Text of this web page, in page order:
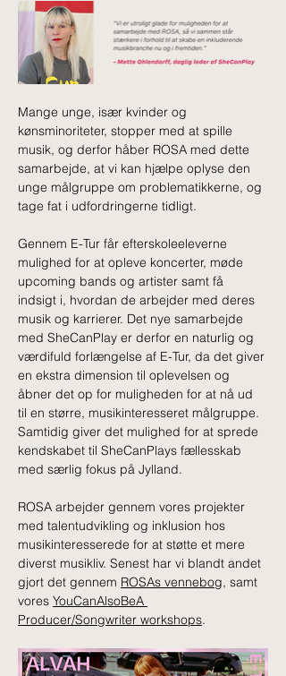
Mange unge, især kvinder og
kønsminoriteter, stopper med at spille
musik, og derfor håber ROSA med dette
samarbejde, at vi kan hjælpe oplyse den
unge målgruppe om problematikkerne, og
tage fat i udfordringerne tidligt.
Gennem E-Tur får efterskoleeleverne
mulighed for at opleve koncerter, møde
upcoming bands og artister samt få
indsigt i, hvordan de arbejder med deres
musik og karrierer. Det nye samarbejde
med SheCanPlay er derfor en naturlig og
værdifuld forlængelse af E-Tur, da det giver
en ekstra dimension til oplevelsen og
åbner det op for muligheden for at nå ud
til en større, musikinteresseret målgruppe.
Samtidig giver det mulighed for at sprede
kendskabet til SheCanPlays fællesskab
med særlig fokus på Jylland.
ROSA arbejder gennem vores projekter
med talentudvikling og inklusion hos
musikinteresserede for at støtte et mere
diverst musikliv. Senest har vi blandt andet
gjort det gennem ROSAs vennebog, samt
vores YouCanAlsoBeA
Producer/Songwriter workshops.